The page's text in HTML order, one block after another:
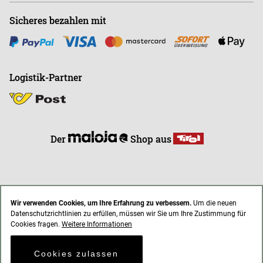
Wir verwenden Cookies, um Ihre Erfahrung zu verbessern. Um die neuen
Datenschutzrichtlinien zu erfüllen, müssen wir Sie um Ihre Zustimmung für
Cookies fragen. Weitere Informationen
Cookies zulassen
Sicheres bezahlen mit
Logistik-Partner
Der Shop aus
AGB Impressum Datenschutz
* Alle Preise inkl. gesetzl. Mehrwertsteuer zzgl. Versandkosten
© 2021 endless-riding.at. All Rights Reserved